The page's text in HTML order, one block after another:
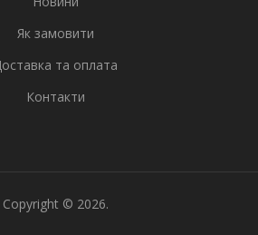
Як замовити
та оплата
Контакти
Copyright © 2026.